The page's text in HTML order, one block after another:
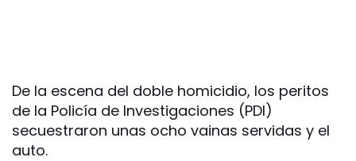
De la escena del doble homicidio, los peritos
de la Policía de Investigaciones (PDI)
secuestraron unas ocho vainas servidas y el
auto.